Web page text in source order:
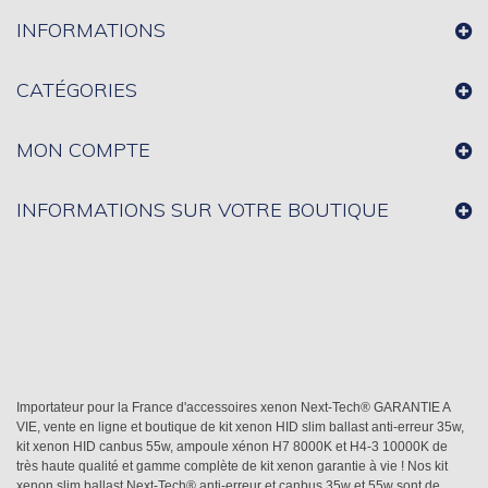
INFORMATIONS
Importateur pour la France d'accessoires xenon Next-Tech® GARANTIE A
VIE, vente en ligne et boutique de kit xenon HID slim ballast anti-erreur 35w,
kit xenon HID canbus 55w, ampoule xénon H7 8000K et H4-3 10000K de
très haute qualité et gamme complète de kit xenon garantie à vie ! Nos kit
CATÉGORIES
MON COMPTE
INFORMATIONS SUR VOTRE BOUTIQUE